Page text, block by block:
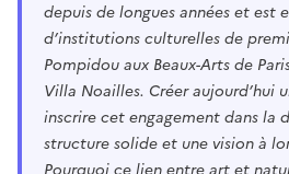
depuis de longues années et est
d’institutions culturelles de
Pompidou aux Beaux-Arts de
Villa Noailles. Créer aujourd’hui
inscrire cet engagement dans la
structure solide et une vision à